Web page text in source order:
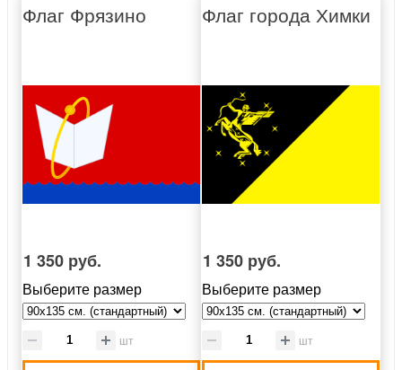
Флаг Фрязино
1 350 руб.
Выберите размер
шт
Флаг города Химки
1 350 руб.
Выберите размер
шт